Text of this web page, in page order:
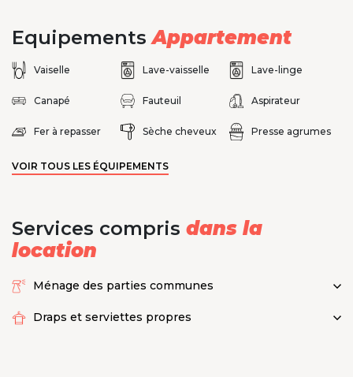
EquipementsAppartement
Vaiselle Lave-vaisselle Lave-linge
Canapé Fauteuil Aspirateur
Fer à repasser Sèche cheveux Presse agrumes
VOIR TOUS LES ÉQUIPEMENTS
Services compris dans la
location
Ménage des parties communes
Draps et serviettes propres